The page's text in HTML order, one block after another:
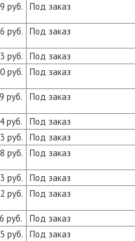
руб. Под заказ
руб. Под заказ
руб.
Под заказ
руб. Под заказ
руб. Под заказ
руб.
Под заказ
руб.
Под заказ
руб. Под заказ
руб.
Под заказ
руб. Под заказ
руб.
Под заказ
руб.
Под заказ